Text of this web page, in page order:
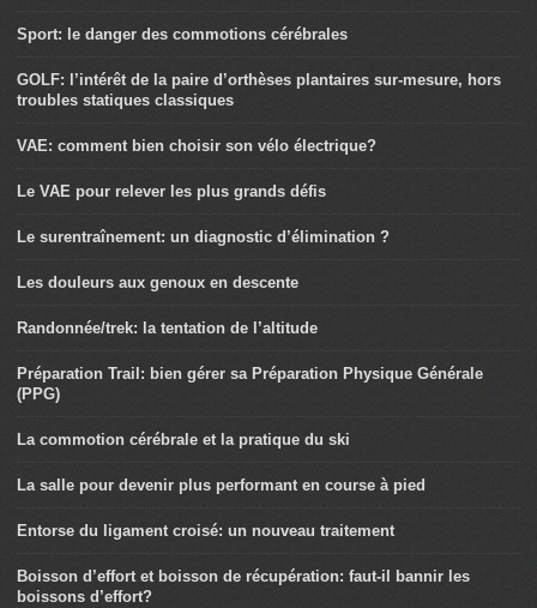
Sport: le danger des commotions cérébrales
GOLF: l’intérêt de la paire d’orthèses plantaires sur-mesure, hors
troubles statiques classiques
VAE: comment bien choisir son vélo électrique?
Le VAE pour relever les plus grands défis
Le surentraînement: un diagnostic d’élimination ?
Les douleurs aux genoux en descente
Randonnée/trek: la tentation de l’altitude
Préparation Trail: bien gérer sa Préparation Physique Générale
(PPG)
La commotion cérébrale et la pratique du ski
La salle pour devenir plus performant en course à pied
Entorse du ligament croisé: un nouveau traitement
Boisson d’effort et boisson de récupération: faut-il bannir les
boissons d’effort?